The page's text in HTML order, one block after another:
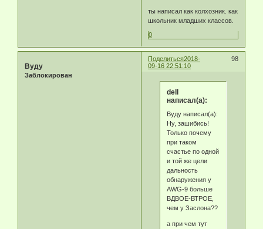
ты написал как колхозник. как
школьник младших классов.
0
Поделиться 98
2018-
09-16 22:51:10
Byду
Заблокирован
dell
написал(а):
Byду написал(а):
Ну, зашибись!
Только почему
при таком
счастье по одной
и той же цели
дальность
обнаружения у
AWG-9 больше
ВДВОЕ-ВТРОЕ,
чем у Заслона??
а при чем тут